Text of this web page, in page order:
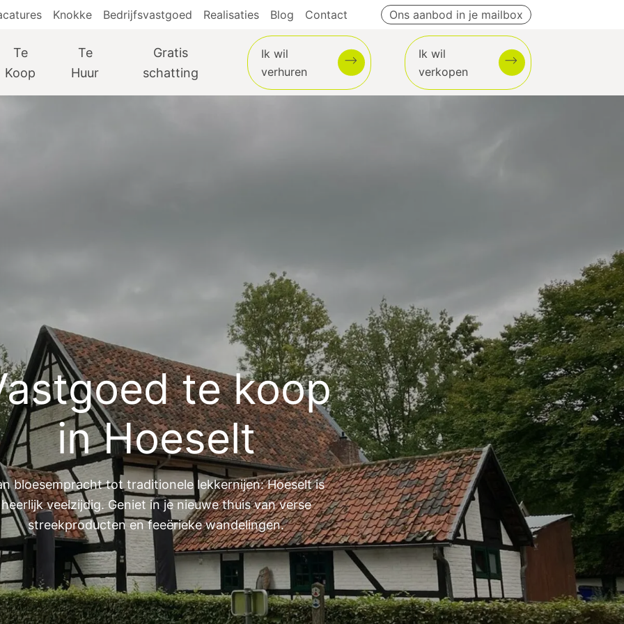
Knokke Bedrijfsvastgoed Realisaties Blog Contact Ons aanbod in je mailbox
Te
Koop
Te
Huur
Gratis
schatting
Ik wil
verhuren
Ik wil
verkopen
te koop
in Hoeselt
bloesempracht tot traditionele lekkernijen: Hoeselt is
heerlijk veelzijdig. Geniet in je nieuwe thuis van verse
streekproducten en feeërieke wandelingen.